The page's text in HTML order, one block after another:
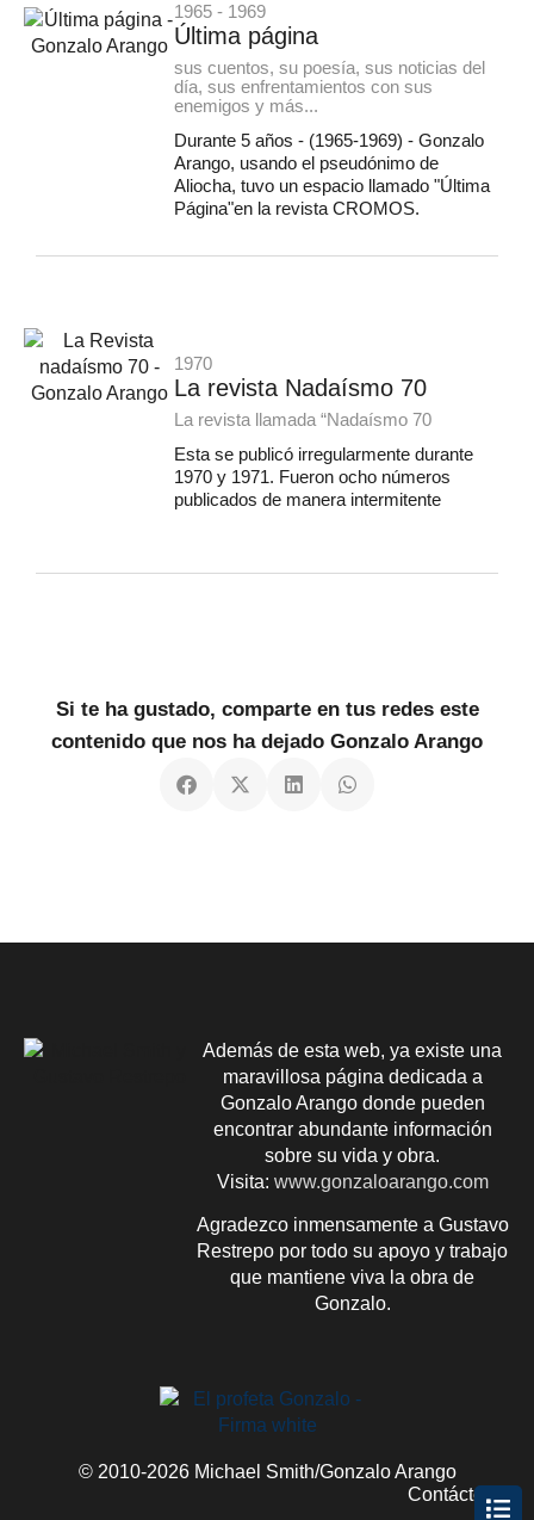
1965 - 1969
Última página
sus cuentos, su poesía, sus noticias del
día, sus enfrentamientos con sus
enemigos y más...
Durante 5 años - (1965-1969) - Gonzalo
Arango, usando el pseudónimo de
Aliocha, tuvo un espacio llamado "Última
Página"en la revista CROMOS.
1970
La revista Nadaísmo 70
La revista llamada “Nadaísmo 70
Esta se publicó irregularmente durante
1970 y 1971. Fueron ocho números
publicados de manera intermitente
Si te ha gustado, comparte en tus redes este
contenido que nos ha dejado Gonzalo Arango
Además de esta web, ya existe una
maravillosa página dedicada a
Gonzalo Arango donde pueden
encontrar abundante información
sobre su vida y obra.
Visita: www.gonzaloarango.com
Agradezco inmensamente a Gustavo
Restrepo por todo su apoyo y trabajo
que mantiene viva la obra de
Gonzalo.
© 2010-2026 Michael Smith/Gonzalo Arango
Contácteme